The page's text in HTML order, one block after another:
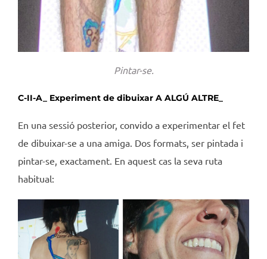
Pintar-se.
C-II-A_ Experiment de dibuixar A ALGÚ ALTRE_
En una sessió posterior, convido a experimentar el fet
de dibuixar-se a una amiga. Dos formats, ser pintada i
pintar-se, exactament. En aquest cas la seva ruta
habitual: